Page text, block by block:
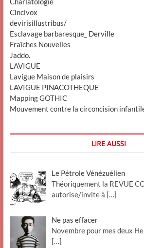
Cincivox
devirisillustribus/
Esclavage barbaresque_ Derville
Fraîches Nouvelles
Jaddo.
LAVIGUE
Lavigue Maison de plaisirs
LAVIGUE PINACOTHEQUE
Mapping GOTHIC
Mouvement contre la circoncision
LIRE AUSSI
Le Pétrole Vénézuélien
Théoriquement la REVUE
autorise/invite à […]
Ne pas effacer
Novembre pour mes deux
[…]